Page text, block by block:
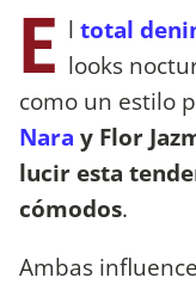
E l total
looks
como un estilo
Nara y Flor
lucir esta
cómodos.
Ambas